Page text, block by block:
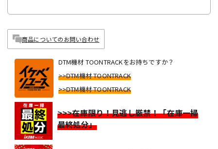
商品についてのお問い合わせ
DTM機材 TOONTRACKをお持ちですか？
>>DTM機材 TOONTRACK
>>DTM機材 TOONTRACK
>>>在庫限り！見逃し厳禁！「在庫一掃
最終処分」